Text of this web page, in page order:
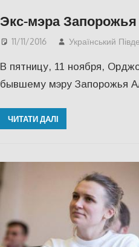
Экс-мэра
11/11/2016 Український
В пятницу, 11 ноября,
бывшему мэру Запорожья
ЧИТАТИ ДАЛІ